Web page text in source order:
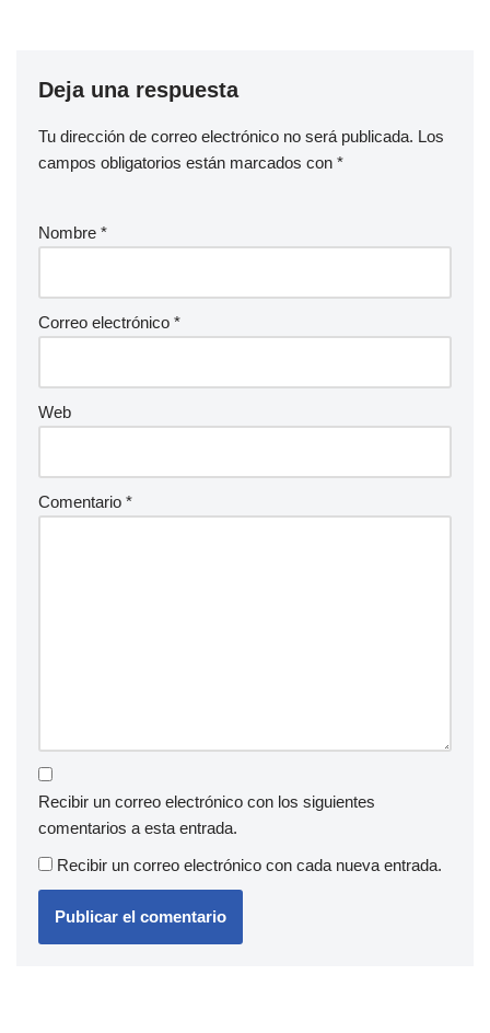
Deja una respuesta
Tu dirección de correo electrónico no será publicada. Los
campos obligatorios están marcados con *
Nombre *
Correo electrónico *
Web
Comentario *
Recibir un correo electrónico con los siguientes
comentarios a esta entrada.
Recibir un correo electrónico con cada nueva entrada.